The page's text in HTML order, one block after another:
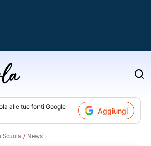
alle tue fonti Google
Aggiungi
Scuola News